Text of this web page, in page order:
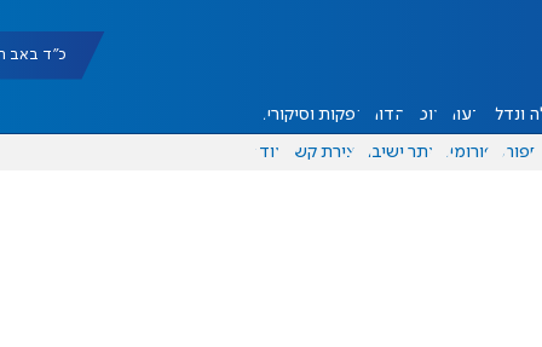
כ"ד באב תשפ"ו
ונדל"ן דעות אוכל יהדות הפקות וסיקורים
ספורט פורומים אתר ישיבה יצירת קשר עוד